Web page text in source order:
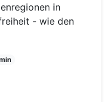
in
- wie den